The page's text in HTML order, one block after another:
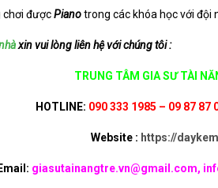
chơi đượcPianotrong các khóa học với đội
xin vui lòng liên hệ với chúng tôi :
TRUNG TÂM GIA SƯ TÀI
HOTLINE: 090 333 1985 – 09 87 87
Website : https://
Email: giasutainangtre.vn@gmail.com,